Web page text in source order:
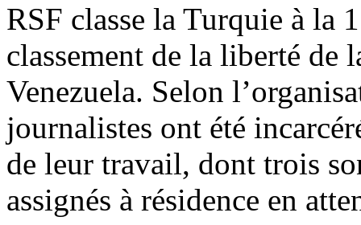
RSF classe la Turquie à la
classement de la liberté de
Venezuela. Selon
journalistes ont été
de leur travail, dont trois
assignés à résidence en